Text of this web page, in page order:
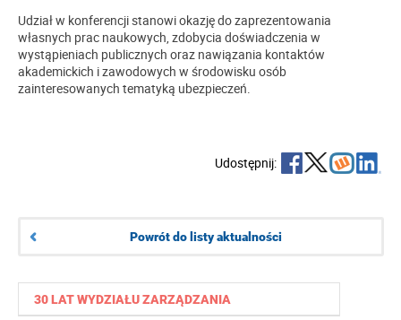
30 LAT WYDZIAŁU ZARZĄDZANIA
Udział w konferencji stanowi okazję do zaprezentowania
własnych prac naukowych, zdobycia doświadczenia w
wystąpieniach publicznych oraz nawiązania kontaktów
akademickich i zawodowych w środowisku osób
zainteresowanych tematyką ubezpieczeń.
Udostępnij:
Powrót do listy aktualności